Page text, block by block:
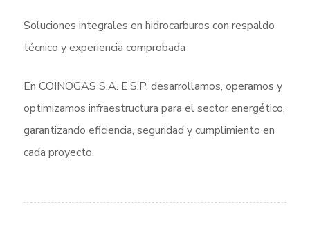
Soluciones integrales en hidrocarburos con respaldo
técnico y experiencia comprobada
En COINOGAS S.A. E.S.P. desarrollamos, operamos y
optimizamos infraestructura para el sector energético,
garantizando eficiencia, seguridad y cumplimiento en
cada proyecto.